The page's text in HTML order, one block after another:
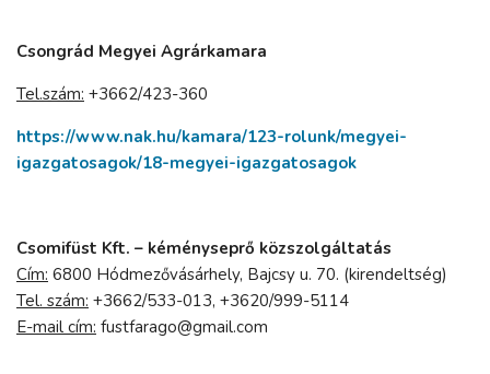
Csongrád Megyei Agrárkamara
Tel.szám: +3662/423-360
https://www.nak.hu/kamara/123-rolunk/megyei-
igazgatosagok/18-megyei-igazgatosagok
Csomifüst Kft. – kéményseprő közszolgáltatás
Cím: 6800 Hódmezővásárhely, Bajcsy u. 70. (kirendeltség)
Tel. szám: +3662/533-013, +3620/999-5114
E-mail cím: fustfarago@gmail.com